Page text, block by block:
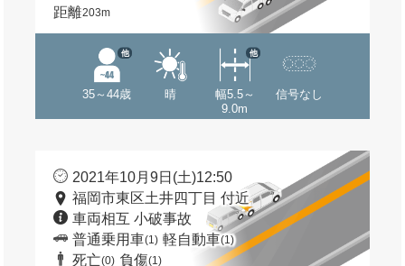
距離203m
35～44歳
他
晴
幅5.5～
9.0m
他
信号なし
2021年10月9日(土)12:50
福岡市東区土井四丁目 付近
車両相互 小破事故
普通乗用車(1) 軽自動車(1)
死亡(0) 負傷(1)